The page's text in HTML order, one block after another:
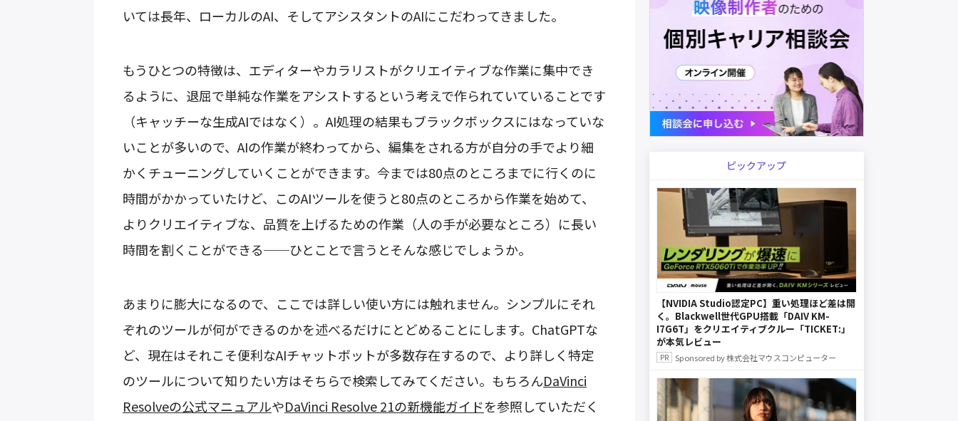
いては長年、ローカルのAI、そしてアシスタントのAIにこだわってきました。
もうひとつの特徴は、エディターやカラリストがクリエイティブな作業に集中でき
るように、退屈で単純な作業をアシストするという考えで作られていていることです
（キャッチーな生成AIではなく）。AI処理の結果もブラックボックスにはなっていな
いことが多いので、AIの作業が終わってから、編集をされる方が自分の手でより細
かくチューニングしていくことができます。今までは80点のところまでに行くのに
時間がかかっていたけど、このAIツールを使うと80点のところから作業を始めて、
よりクリエイティブな、品質を上げるための作業（人の手が必要なところ）に長い
時間を割くことができる──ひとことで言うとそんな感じでしょうか。
あまりに膨大になるので、ここでは詳しい使い方には触れません。シンプルにそれ
ぞれのツールが何ができるのかを述べるだけにとどめることにします。ChatGPTな
ど、現在はそれこそ便利なAIチャットボットが多数存在するので、より詳しく特定
のツールについて知りたい方はそちらで検索してみてください。もちろんDaVinci
Resolveの公式マニュアルやDaVinci Resolve 21の新機能ガイドを参照していただく
ピックアップ
【NVIDIA Studio認定PC】重い処理ほど差は開
く。Blackwell世代GPU搭載「DAIV KM-
I7G6T」をクリエイティブクルー「TICKET:」
が本気レビュー
Sponsored by 株式会社マウスコンピューター